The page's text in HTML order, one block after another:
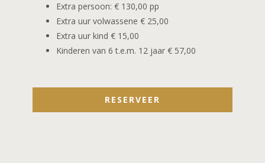
Extra persoon: € 130,00 pp
Extra uur volwassene € 25,00
Extra uur kind € 15,00
Kinderen van 6 t.e.m. 12 jaar € 57,00
RESERVEER